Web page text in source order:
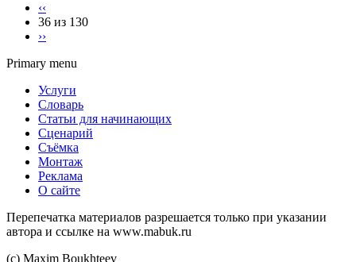
‹‹
36 из 130
››
Primary menu
Услуги
Словарь
Статьи для начинающих
Сценарий
Съёмка
Монтаж
Реклама
О сайте
Перепечатка материалов разрешается только при указании
автора и ссылке на www.mabuk.ru
(c) Maхim Boukhteev